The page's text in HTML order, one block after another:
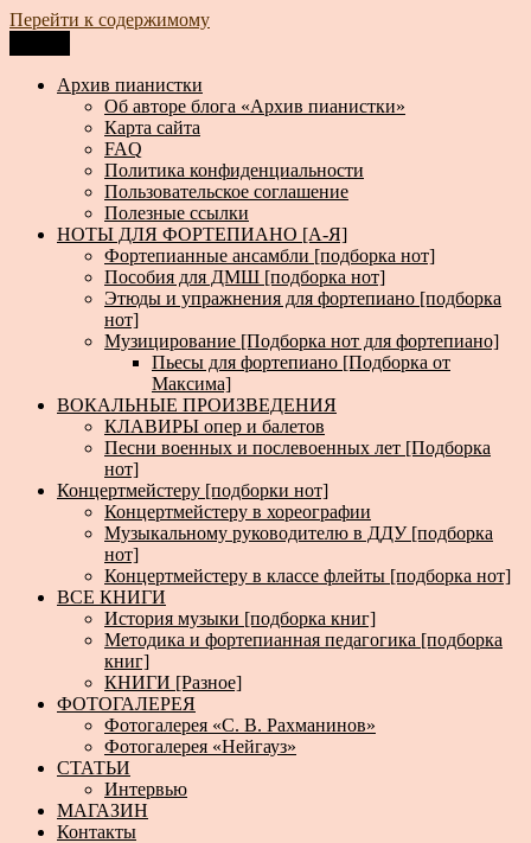
Перейти к содержимому
Архив пианистки
Всё для пианистов: ноты, книги, музыка, статьи…
Архив пианистки
Об авторе блога «Архив пианистки»
Карта сайта
FAQ
Политика конфиденциальности
Пользовательское соглашение
Полезные ссылки
НОТЫ ДЛЯ ФОРТЕПИАНО [А-Я]
Фортепианные ансамбли [подборка нот]
Пособия для ДМШ [подборка нот]
Этюды и упражнения для фортепиано [подборка
нот]
Музицирование [Подборка нот для фортепиано]
Пьесы для фортепиано [Подборка от
Максима]
ВОКАЛЬНЫЕ ПРОИЗВЕДЕНИЯ
КЛАВИРЫ опер и балетов
Песни военных и послевоенных лет [Подборка
нот]
Концертмейстеру [подборки нот]
Концертмейстеру в хореографии
Музыкальному руководителю в ДДУ [подборка
нот]
Концертмейстеру в классе флейты [подборка нот]
ВСЕ КНИГИ
История музыки [подборка книг]
Методика и фортепианная педагогика [подборка
книг]
КНИГИ [Разное]
ФОТОГАЛЕРЕЯ
Фотогалерея «С. В. Рахманинов»
Фотогалерея «Нейгауз»
СТАТЬИ
Интервью
МАГАЗИН
Контакты